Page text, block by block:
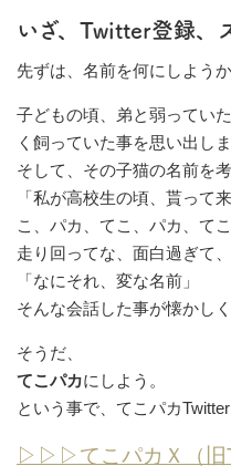
いざ、Twitter登録、
先ずは、名前を何にしよう
子どもの頃、弟と弱ってい
く飼っていた事を思い出しま
そして、その子猫の名前を
「私が高校生の頃、貰って
こ、パカ、てこ、パカ、て
走り回ってな、面白過ぎて、
「なにそれ、変な名前」
そんな会話した事が懐かし
そうだ、
てこパカにしよう。
という事で、てこパカ
▷▷▷てこパカＸ（旧